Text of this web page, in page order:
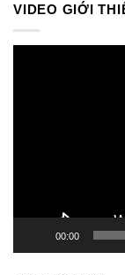
VIDEO GIỚI
00:00